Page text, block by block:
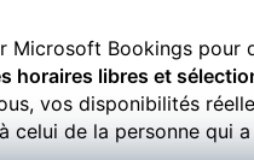
Microsoft Bookings pour
horaires libres et
vos disponibilités
celui de la personne qui